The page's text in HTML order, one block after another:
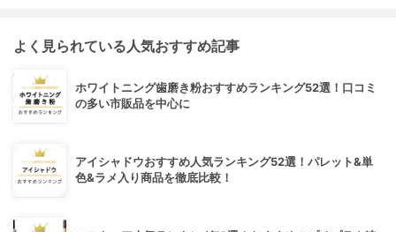
よく見られている人気おすすめ記事
ホワイトニング歯磨き粉おすすめランキング52選！口コミ
の多い市販品を中心に
アイシャドウおすすめ人気ランキング52選！パレット&単
色&ラメ入り商品を徹底比較！